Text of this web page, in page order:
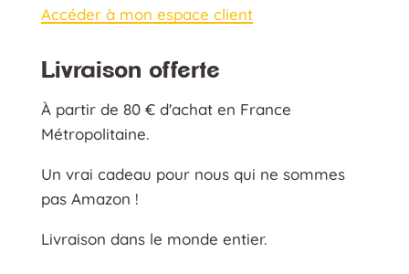
Accéder à mon espace client
Livraison offerte
À partir de 80 € d'achat en France
Métropolitaine.
Un vrai cadeau pour nous qui ne sommes
pas Amazon !
Livraison dans le monde entier.